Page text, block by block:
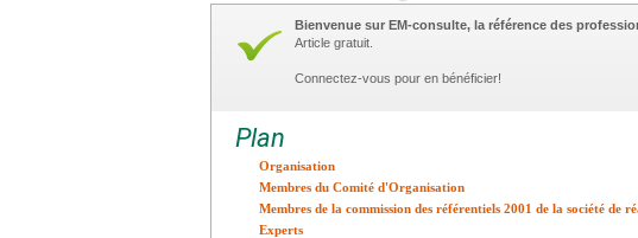
Bienvenue sur EM-consulte, la référence des
Article gratuit.
Connectez-vous pour en bénéficier!
Plan
Organisation
Membres du Comité d'Organisation
Membres de la commission des référentiels 2001 de la société de
Experts